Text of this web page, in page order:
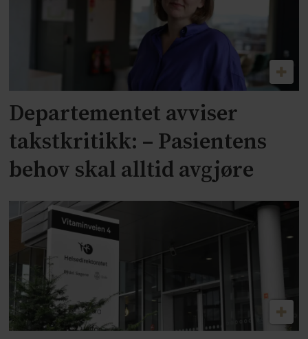
Departementet avviser
takstkritikk: – Pasientens
behov skal alltid avgjøre